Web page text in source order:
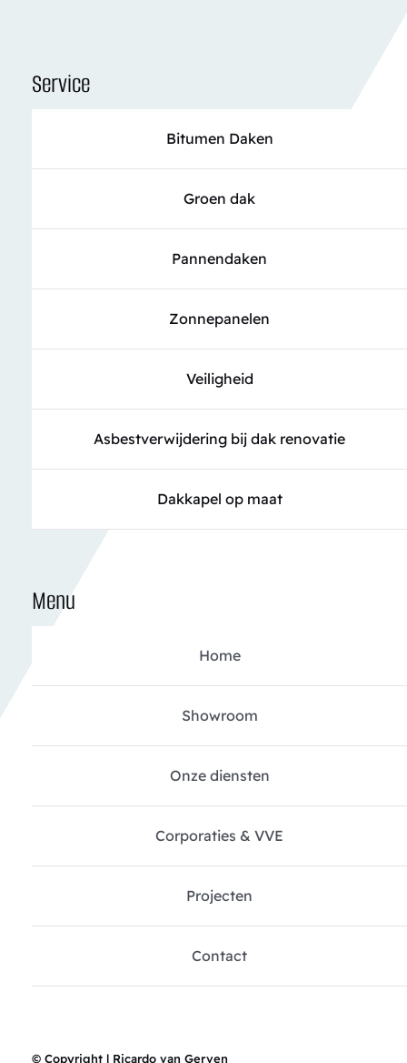
Service
Bitumen Daken
Groen dak
Pannendaken
Zonnepanelen
Veiligheid
Asbestverwijdering bij dak renovatie
Dakkapel op maat
Menu
Home
Showroom
Onze diensten
Corporaties & VVE
Projecten
Contact
© Copyright | Ricardo van Gerven